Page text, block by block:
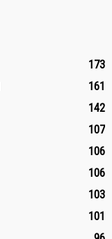
173
161
142
107
106
106
103
101